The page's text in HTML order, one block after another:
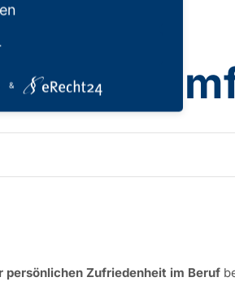
persönlichen Zufriedenheit im Beruf
&